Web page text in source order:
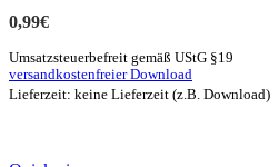
0,99€
Umsatzsteuerbefreit gemäß UStG §19
versandkostenfreier Download
Lieferzeit: keine Lieferzeit (z.B. Download)